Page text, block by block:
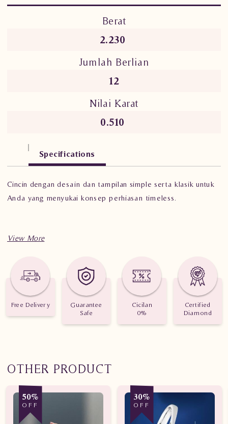
Berat
2.230
Jumlah Berlian
12
Nilai Karat
0.510
Specifications
Cincin dengan desain dan tampilan simple serta klasik untuk
Anda yang menyukai konsep perhiasan timeless.
Spesifikasi penting untuk perhiasan Cincin Berlian Wanita
Berat: 2.230 gram
Jumlah berlian: 12 buah
Free Delivery
Guarantee
Safe
Cicilan
0%
Certified
Diamond
OTHER PRODUCT
50%
OFF
30%
OFF